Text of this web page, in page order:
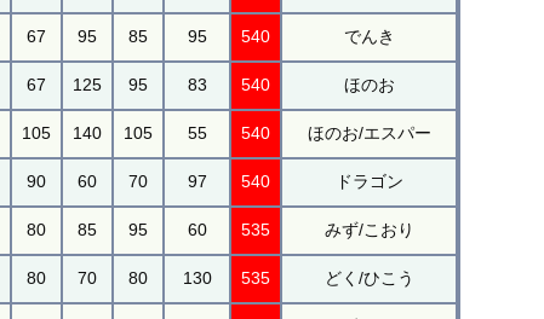
67 95 85 95 540 でんき
67 125 95 83 540 ほのお
105 140 105 55 540 ほのお/エスパー
90 60 70 97 540 ドラゴン
80 85 95 60 535 みず/こおり
80 70 80 130 535 どく/ひこう